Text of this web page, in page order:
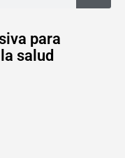
para
salud